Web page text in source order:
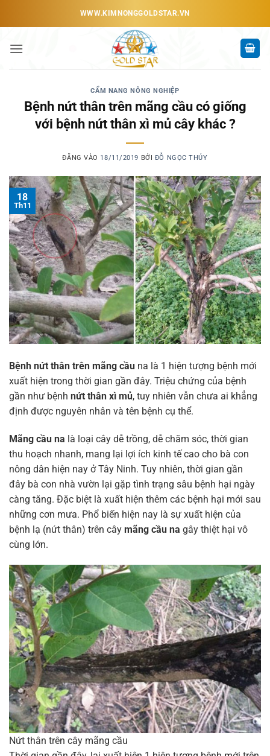
dung
WWW.KIMNONGGOLDSTAR.VN
CẨM NANG NÔNG NGHIỆP
Bệnh nứt thân trên mãng cầu có giống
với bệnh nứt thân xì mủ cây khác ?
ĐĂNG VÀO 18/11/2019 BỞI ĐỖ NGỌC THÚY
18
Th11
Bệnh nứt thân trên mãng cầu na là 1 hiện tượng bệnh mới
xuất hiện trong thời gian gần đây. Triệu chứng của bệnh
gần như bệnh nứt thân xì mủ, tuy nhiên vẫn chưa ai khẳng
định được nguyên nhân và tên bệnh cụ thể.
Mãng cầu na là loại cây dễ trồng, dễ chăm sóc, thời gian
thu hoạch nhanh, mang lại lợi ích kinh tế cao cho bà con
nông dân hiện nay ở Tây Ninh. Tuy nhiên, thời gian gần
đây bà con nhà vườn lại gặp tình trạng sâu bệnh hại ngày
càng tăng. Đặc biệt là xuất hiện thêm các bệnh hại mới sau
những cơn mưa. Phổ biến hiện nay là sự xuất hiện của
bệnh lạ (nứt thân) trên cây mãng cầu na gây thiệt hại vô
cùng lớn.
Nứt thân trên cây mãng cầu